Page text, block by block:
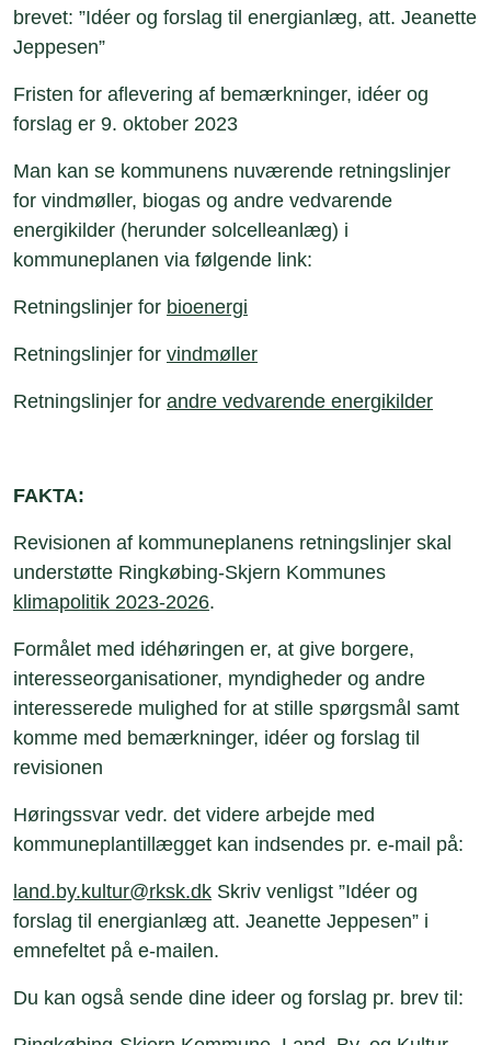
brevet: ”Idéer og forslag til energianlæg, att. Jeanette
Jeppesen”
Fristen for aflevering af bemærkninger, idéer og
forslag er 9. oktober 2023
Man kan se kommunens nuværende retningslinjer
for vindmøller, biogas og andre vedvarende
energikilder (herunder solcelleanlæg) i
kommuneplanen via følgende link:
Retningslinjer for bioenergi
Retningslinjer for vindmøller
Retningslinjer for andre vedvarende energikilder
FAKTA:
Revisionen af kommuneplanens retningslinjer skal
understøtte Ringkøbing-Skjern Kommunes
klimapolitik 2023-2026.
Formålet med idéhøringen er, at give borgere,
interesseorganisationer, myndigheder og andre
interesserede mulighed for at stille spørgsmål samt
komme med bemærkninger, idéer og forslag til
revisionen
Høringssvar vedr. det videre arbejde med
kommuneplantillægget kan indsendes pr. e-mail på:
land.by.kultur@rksk.dk Skriv venligst ”Idéer og
forslag til energianlæg att. Jeanette Jeppesen” i
emnefeltet på e-mailen.
Du kan også sende dine ideer og forslag pr. brev til: